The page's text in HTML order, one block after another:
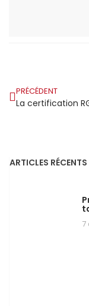
PRÉCÉDENT
ARTICLES RÉCENTS
7